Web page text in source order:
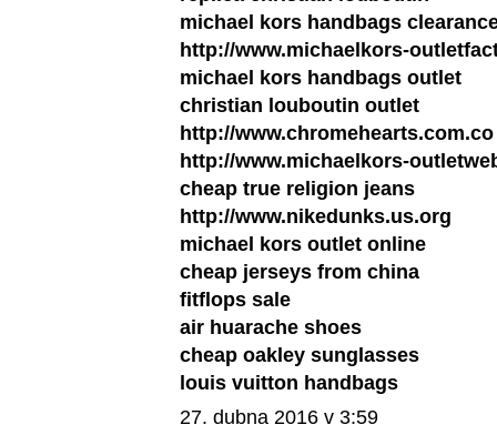
michael kors handbags
http://www.michaelkors-
michael kors handbags outlet
christian louboutin outlet
http://www.chromehearts.com.co
http://www.michaelkors-
cheap true religion jeans
http://www.nikedunks.us.org
michael kors outlet online
cheap jerseys from china
fitflops sale
air huarache shoes
cheap oakley sunglasses
louis vuitton handbags
27. dubna 2016 v 3:59